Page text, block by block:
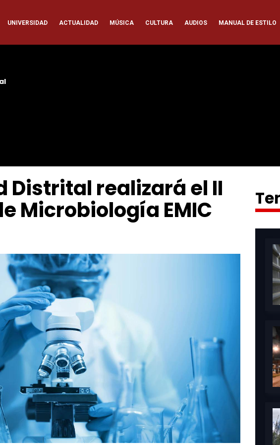
UNIVERSIDAD ACTUALIDAD MÚSICA CULTURA AUDIOS MANUAL DE ESTILO
Distrital realizará el II
Microbiología EMIC